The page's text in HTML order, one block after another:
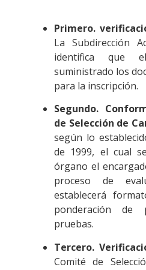
Primero.
La Subdirección
identifica que
suministrado los
para la inscripción.
Segundo.
de Selección de
según lo
de 1999, el cual
órgano el
proceso de
establecerá
ponderación de
pruebas.
Tercero.
Comité de